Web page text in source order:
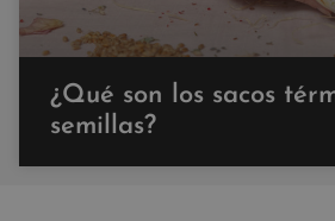
¿Qué son los sacos
semillas?